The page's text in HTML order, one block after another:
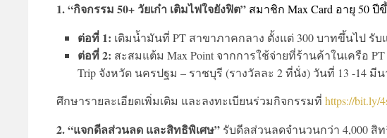
1. “กิจกรรม 50+ วัยเก๋า เติมไฟใจยังฟิต” สมาชิก Max Card อายุ 50
ต่อที่ 1: เติมน้ำมันที่ PT สาขาภาคกลาง ตั้งแต่ 300 บาทขึ้นไป รับ
ต่อที่ 2: สะสมแต้ม Max Point จากการใช้จ่ายที่ร้านค้าในเครือ
Trip จังหวัด นครปฐม – ราชบุรี (รางวัลละ 2 ที่นั่ง) วันที่ 13 -14 มี
ศึกษารายละเอียดเพิ่มเติม และลงทะเบียนร่วมกิจกรรมที่ https://bit.ly/
2. “แจกดีลส่วนลด และสิทธิพิเศษ” รับดีลส่วนลดจำนวนกว่า 4,000 สิ